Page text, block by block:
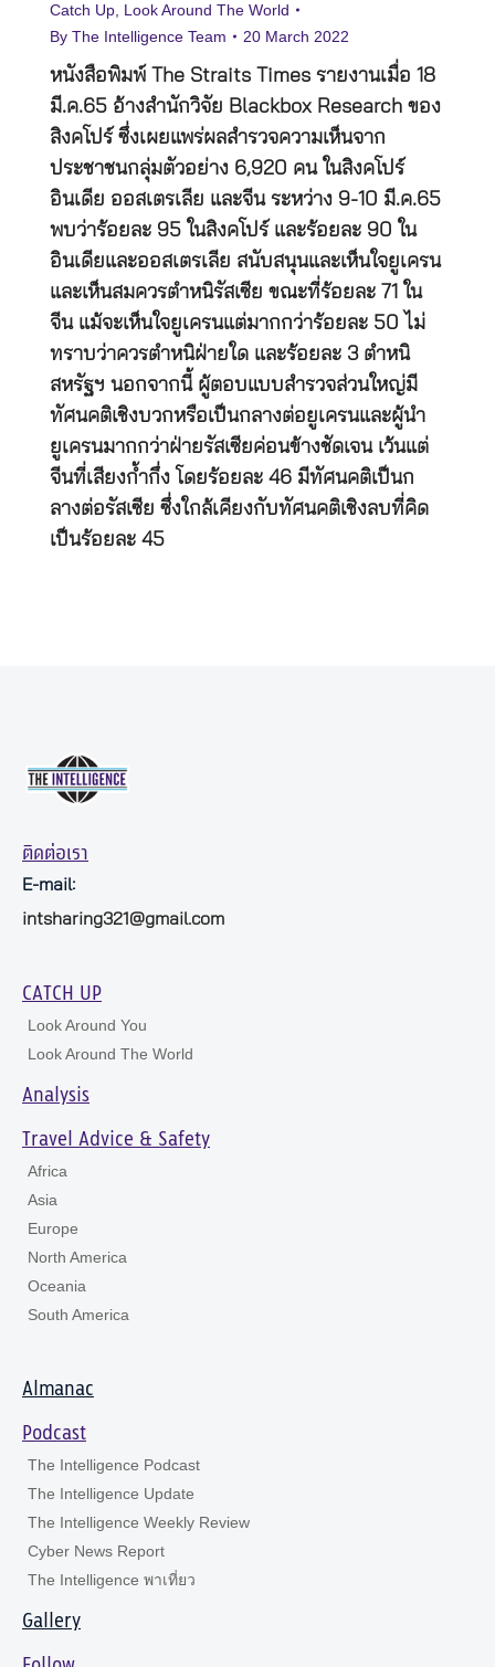
Catch Up, Look Around The World
By The Intelligence Team 20 March 2022
หนังสือพิมพ์ The Straits Times รายงานเมื่อ 18
มี.ค.65 อ้างสำนักวิจัย Blackbox Research ของ
สิงคโปร์ ซึ่งเผยแพร่ผลสำรวจความเห็นจาก
ประชาชนกลุ่มตัวอย่าง 6,920 คน ในสิงคโปร์
อินเดีย ออสเตรเลีย และจีน ระหว่าง 9-10 มี.ค.65
พบว่าร้อยละ 95 ในสิงคโปร์ และร้อยละ 90 ใน
อินเดียและออสเตรเลีย สนับสนุนและเห็นใจยูเครน
และเห็นสมควรตำหนิรัสเซีย ขณะที่ร้อยละ 71 ใน
จีน แม้จะเห็นใจยูเครนแต่มากกว่าร้อยละ 50 ไม่
ทราบว่าควรตำหนิฝ่ายใด และร้อยละ 3 ตำหนิ
สหรัฐฯ นอกจากนี้ ผู้ตอบแบบสำรวจส่วนใหญ่มี
ทัศนคติเชิงบวกหรือเป็นกลางต่อยูเครนและผู้นำ
ยูเครนมากกว่าฝ่ายรัสเซียค่อนข้างชัดเจน เว้นแต่
จีนที่เสียงก้ำกึ่ง โดยร้อยละ 46 มีทัศนคติเป็นก
ลางต่อรัสเซีย ซึ่งใกล้เคียงกับทัศนคติเชิงลบที่คิด
เป็นร้อยละ 45
ติดต่อเรา
E-mail:
intsharing321@gmail.com
CATCH UP
Look Around You
Look Around The World
Analysis
Travel Advice & Safety
Africa
Asia
Europe
North America
Oceania
South America
Almanac
Podcast
The Intelligence Podcast
The Intelligence Update
The Intelligence Weekly Review
Cyber News Report
The Intelligence พาเที่ยว
Gallery